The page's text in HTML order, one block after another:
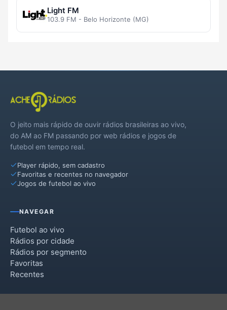
Light FM
103.9 FM - Belo Horizonte (MG)
O jeito mais rápido de ouvir rádios brasileiras ao vivo,
do AM ao FM passando por web rádios e jogos de
futebol em tempo real.
Player rápido, sem cadastro
Favoritas e recentes no navegador
Jogos de futebol ao vivo
NAVEGAR
Futebol ao vivo
Rádios por cidade
Rádios por segmento
Favoritas
Recentes